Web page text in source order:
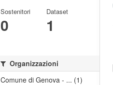
Sostenitori
0
Dataset
1
Organizzazioni
Comune di Genova - ... (1)